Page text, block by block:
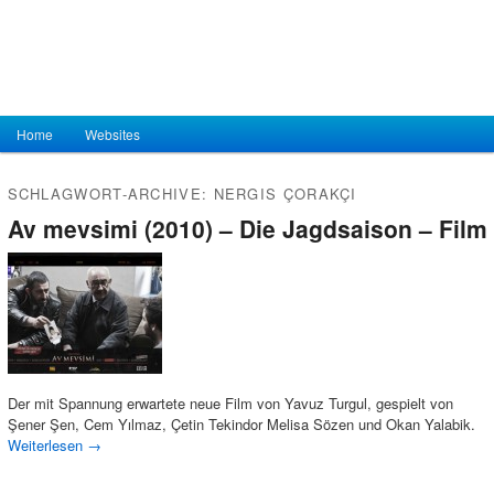
Hauptmenü
Zum Inhalt wechseln
Zum sekundären Inhalt wechseln
Home Websites
SCHLAGWORT-ARCHIVE: NERGIS ÇORAKÇI
Av mevsimi (2010) – Die Jagdsaison – Film
Der mit Spannung erwartete neue Film von Yavuz Turgul, gespielt von
Şener Şen, Cem Yılmaz, Çetin Tekindor Melisa Sözen und Okan Yalabik.
Weiterlesen →